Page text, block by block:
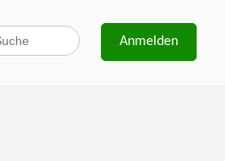
Anmelden